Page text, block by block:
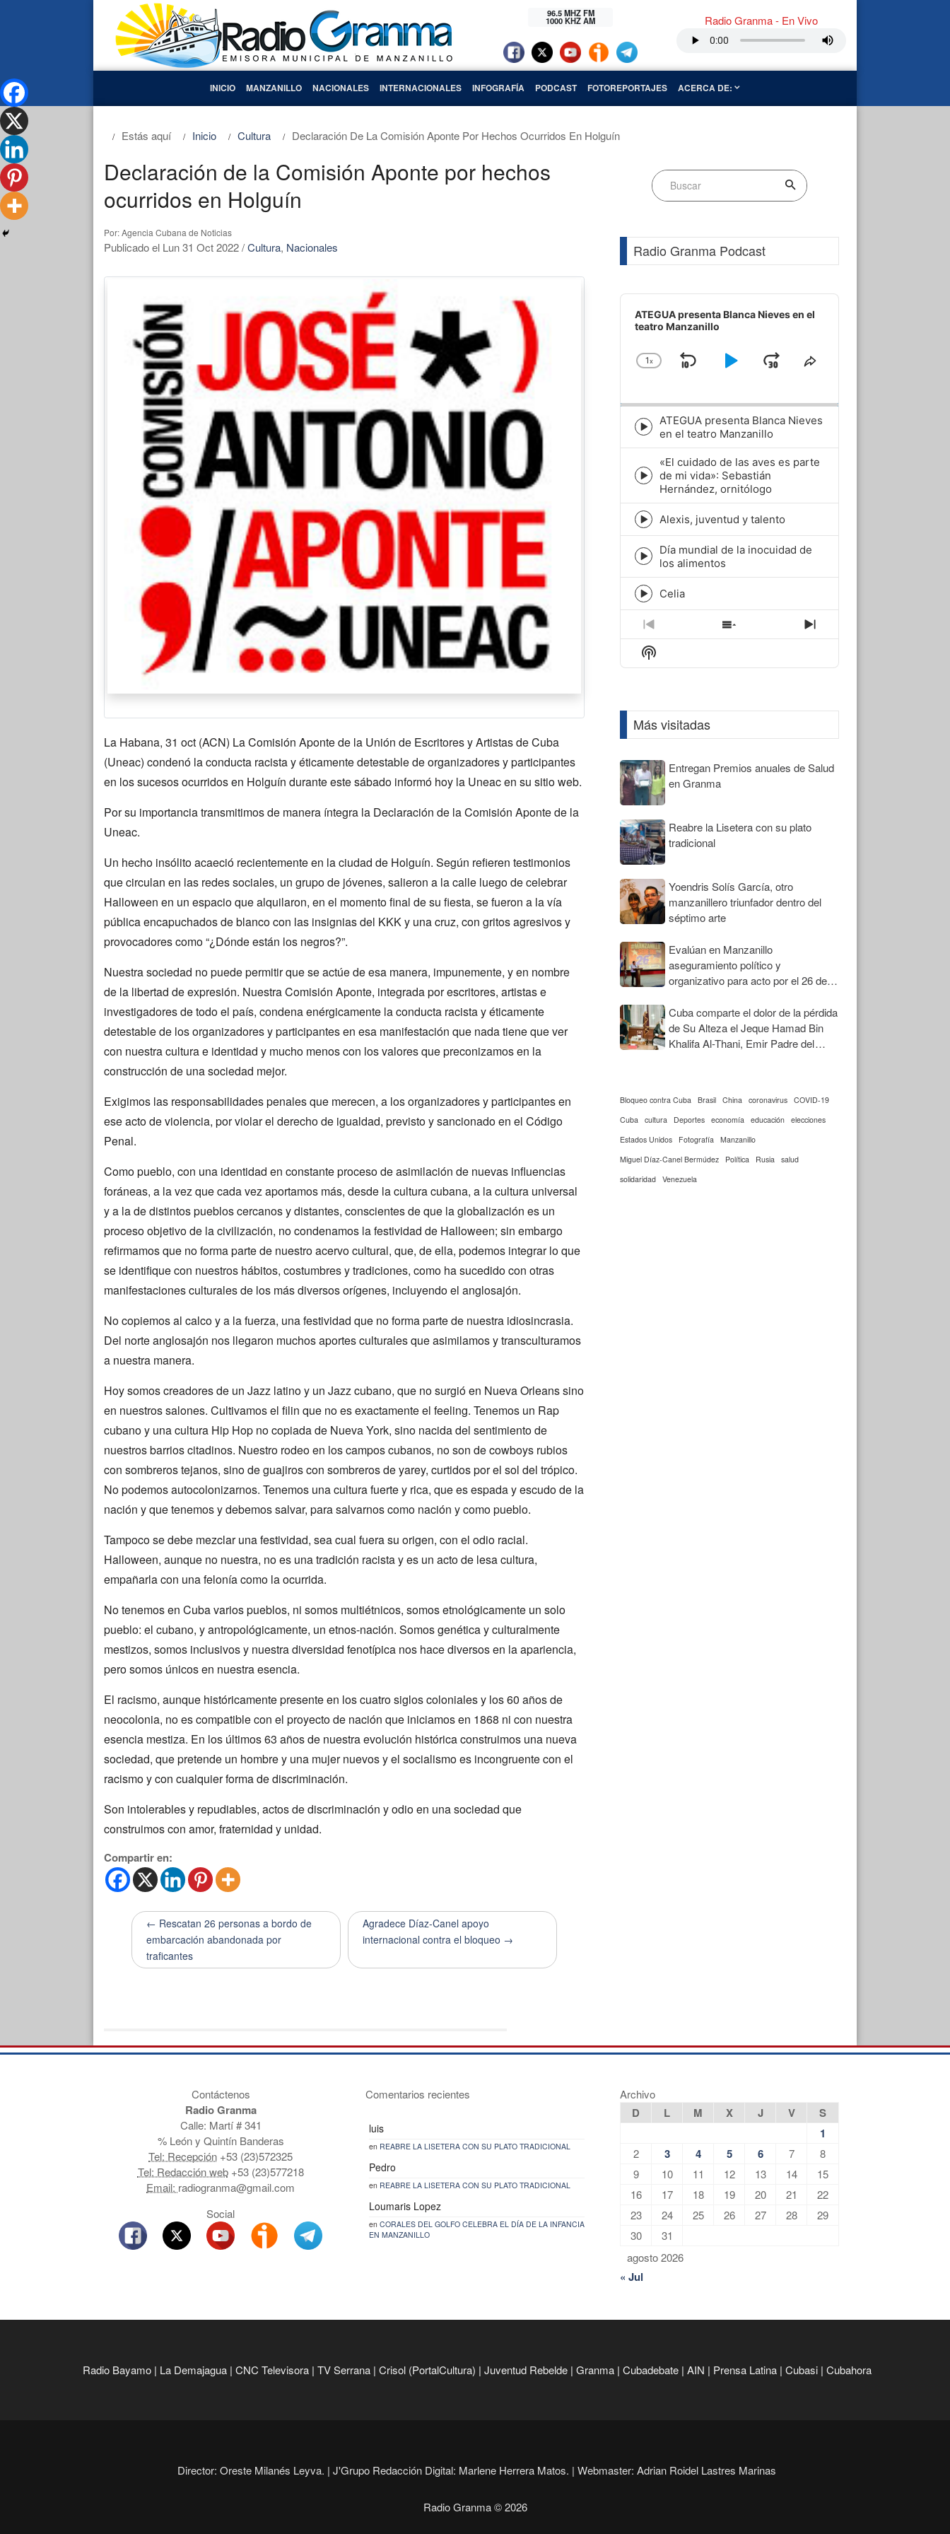
96.5 MHZ FM
1000 KHZ AM Radio Granma - En Vivo
INICIO MANZANILLO NACIONALES INTERNACIONALES INFOGRAFÍA PODCAST FOTOREPORTAJES ACERCA DE:
Estás aquí Inicio Cultura Declaración De La Comisión Aponte Por Hechos Ocurridos En Holguín
Declaración de la Comisión Aponte por hechos
ocurridos en Holguín
Por: Agencia Cubana de Noticias
Publicado el Lun 31 Oct 2022/Cultura, Nacionales
La Habana, 31 oct (ACN) La Comisión Aponte de la Unión de Escritores y Artistas de Cuba
(Uneac) condenó la conducta racista y éticamente detestable de organizadores y participantes
en los sucesos ocurridos en Holguín durante este sábado informó hoy la Uneac en su sitio web.
Por su importancia transmitimos de manera íntegra la Declaración de la Comisión Aponte de la
Uneac.
Un hecho insólito acaeció recientemente en la ciudad de Holguín. Según refieren testimonios
que circulan en las redes sociales, un grupo de jóvenes, salieron a la calle luego de celebrar
Halloween en un espacio que alquilaron, en el momento final de su fiesta, se fueron a la vía
pública encapuchados de blanco con las insignias del KKK y una cruz, con gritos agresivos y
provocadores como “¿Dónde están los negros?”.
Nuestra sociedad no puede permitir que se actúe de esa manera, impunemente, y en nombre
de la libertad de expresión. Nuestra Comisión Aponte, integrada por escritores, artistas e
investigadores de todo el país, condena enérgicamente la conducta racista y éticamente
detestable de los organizadores y participantes en esa manifestación que nada tiene que ver
con nuestra cultura e identidad y mucho menos con los valores que preconizamos en la
construcción de una sociedad mejor.
Exigimos las responsabilidades penales que merecen, a los organizadores y participantes en
ese acto de violencia, por violar el derecho de igualdad, previsto y sancionado en el Código
Penal.
Como pueblo, con una identidad en constante proceso de asimilación de nuevas influencias
foráneas, a la vez que cada vez aportamos más, desde la cultura cubana, a la cultura universal
y a la de distintos pueblos cercanos y distantes, conscientes de que la globalización es un
proceso objetivo de la civilización, no condenamos la festividad de Halloween; sin embargo
refirmamos que no forma parte de nuestro acervo cultural, que, de ella, podemos integrar lo que
se identifique con nuestros hábitos, costumbres y tradiciones, como ha sucedido con otras
manifestaciones culturales de los más diversos orígenes, incluyendo el anglosajón.
No copiemos al calco y a la fuerza, una festividad que no forma parte de nuestra idiosincrasia.
Del norte anglosajón nos llegaron muchos aportes culturales que asimilamos y transculturamos
a nuestra manera.
Hoy somos creadores de un Jazz latino y un Jazz cubano, que no surgió en Nueva Orleans sino
en nuestros salones. Cultivamos el filin que no es exactamente el feeling. Tenemos un Rap
cubano y una cultura Hip Hop no copiada de Nueva York, sino nacida del sentimiento de
nuestros barrios citadinos. Nuestro rodeo en los campos cubanos, no son de cowboys rubios
con sombreros tejanos, sino de guajiros con sombreros de yarey, curtidos por el sol del trópico.
No podemos autocolonizarnos. Tenemos una cultura fuerte y rica, que es espada y escudo de la
nación y que tenemos y debemos salvar, para salvarnos como nación y como pueblo.
Tampoco se debe mezclar una festividad, sea cual fuera su origen, con el odio racial.
Halloween, aunque no nuestra, no es una tradición racista y es un acto de lesa cultura,
empañarla con una felonía como la ocurrida.
No tenemos en Cuba varios pueblos, ni somos multiétnicos, somos etnológicamente un solo
pueblo: el cubano, y antropológicamente, un etnos-nación. Somos genética y culturalmente
mestizos, somos inclusivos y nuestra diversidad fenotípica nos hace diversos en la apariencia,
pero somos únicos en nuestra esencia.
El racismo, aunque históricamente presente en los cuatro siglos coloniales y los 60 años de
neocolonia, no es compatible con el proyecto de nación que iniciamos en 1868 ni con nuestra
esencia mestiza. En los últimos 63 años de nuestra evolución histórica construimos una nueva
sociedad, que pretende un hombre y una mujer nuevos y el socialismo es incongruente con el
racismo y con cualquier forma de discriminación.
Son intolerables y repudiables, actos de discriminación y odio en una sociedad que
construimos con amor, fraternidad y unidad.
Compartir en:
← Rescatan 26 personas a bordo de
embarcación abandonada por
traficantes
Agradece Díaz-Canel apoyo
internacional contra el bloqueo →
Radio Granma Podcast
Audio
Player
ATEGUA presenta Blanca Nieves en el
teatro Manzanillo
Change
1x
SkipPlayJumpShare
Episode
play
icon
ATEGUA presenta Blanca Nieves
en el teatro Manzanillo
Episode
play
icon
«El cuidado de las aves es parte
de mi vida»: Sebastián
Hernández, ornitólogo
Episode
play
icon
Alexis, juventud y talento
Episode
play
icon
Día mundial de la inocuidad de
los alimentos
Episode
play
icon
Celia
Previous
Episode
Show
Episodes
Next
Episode
Show
Podcast
Más visitadas
Entregan Premios anuales de Salud
en Granma
Reabre la Lisetera con su plato
tradicional
Yoendris Solís García, otro
manzanillero triunfador dentro del
séptimo arte
Evalúan en Manzanillo
aseguramiento político y
organizativo para acto por el 26 de
Cuba comparte el dolor de la pérdida
de Su Alteza el Jeque Hamad Bin
Khalifa Al-Thani, Emir Padre del
Bloqueo contra Cuba Brasil China coronavirus COVID-19
Cuba
cultura Deportes economía educación elecciones
Estados Unidos
Fotografía
Manzanillo
Miguel Díaz-Canel Bermúdez
Política Rusia
salud
solidaridad Venezuela
Contáctenos
Radio Granma
Calle: Martí # 341
% León y Quintín Banderas
Tel: Recepción +53 (23)572325
Tel: Redacción web+53 (23)577218
Email: radiogranma@gmail.com
Social
Comentarios recientes
luis
en REABRE LA LISETERA CON SU PLATO TRADICIONAL
Pedro
en REABRE LA LISETERA CON SU PLATO TRADICIONAL
Loumaris Lopez
en CORALES DEL GOLFO CELEBRA EL DÍA DE LA INFANCIA
EN MANZANILLO
Archivo
agosto 2026
D L M X J V
S
1
2 3 4 5 6 7
8
9
10 11 12 13 14
15
16
17 18 19 20 21
22
23
24 25 26 27 28
29
30
31
« Jul
Radio Bayamo | La Demajagua | CNC Televisora | TV Serrana | Crisol (PortalCultura) | Juventud Rebelde | Granma | Cubadebate | AIN | Prensa Latina | Cubasi | Cubahora
Director: Oreste Milanés Leyva. | J'Grupo Redacción Digital: Marlene Herrera Matos. | Webmaster: Adrian Roidel Lastres Marinas
Radio Granma © 2026